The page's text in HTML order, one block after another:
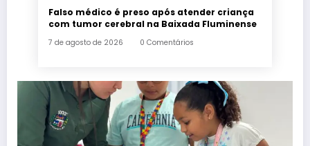
Falso médico é preso após atender criança
com tumor cerebral na Baixada Fluminense
7 de agosto de 2026 0 Comentários